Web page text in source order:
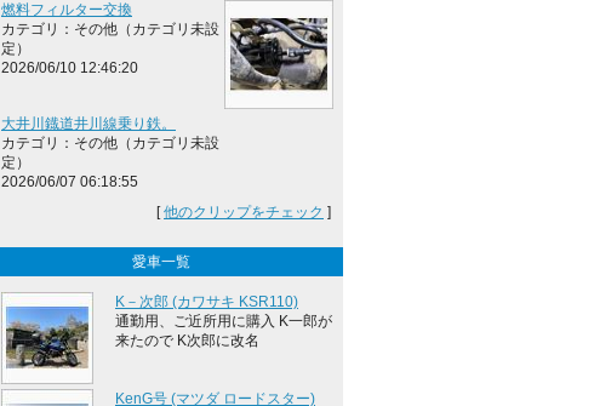
燃料フィルター交換
カテゴリ：その他（カテゴリ未設
定）
2026/06/10 12:46:20
大井川鐡道井川線乗り鉄。
カテゴリ：その他（カテゴリ未設
定）
2026/06/07 06:18:55
[他のクリップをチェック ]
愛車一覧
K－次郎 (カワサキ KSR110)
通勤用、ご近所用に購入 K一郎が
来たので K次郎に改名
KenG号 (マツダ ロードスター)